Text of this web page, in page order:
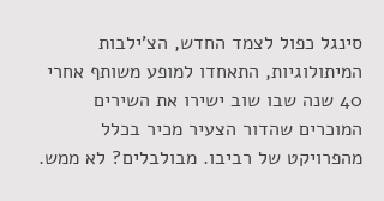
סינגל כפול לצמד החדש, הצ'ילבות
המיתולוגיות, התאחדו למופע משותף אחרי
40 שנה שבו שוב ישירו את השירים
המוכרים שהדור הצעיר מכיר בכלל
מהפרויקט של רביבו. מבולבלים? לא ממש.